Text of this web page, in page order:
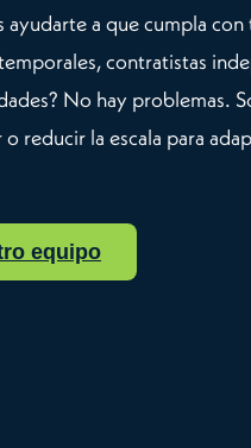
ayudarte a que cumpla
contratistas
No hay problemas.
reducir la escala para
equipo